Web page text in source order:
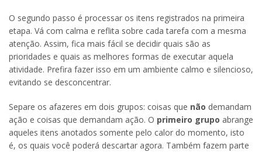
O segundo passo é processar os itens registrados na primeira
etapa. Vá com calma e reflita sobre cada tarefa com a mesma
atenção. Assim, fica mais fácil se decidir quais são as
prioridades e quais as melhores formas de executar aquela
atividade. Prefira fazer isso em um ambiente calmo e silencioso,
evitando se desconcentrar.
Separe os afazeres em dois grupos: coisas que não demandam
ação e coisas que demandam ação. O primeiro grupo abrange
aqueles itens anotados somente pelo calor do momento, isto
é, os quais você poderá descartar agora. Também fazem parte